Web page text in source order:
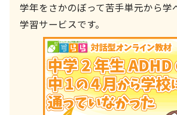
学年をさかのぼって苦手単元から学
学習サービスです。